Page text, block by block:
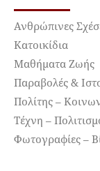
Ανθρώπινες
Κατοικίδια
Μαθήματα Ζωής
Παραβολές &
Πολίτης –
Τέχνη –
Φωτογραφίες –